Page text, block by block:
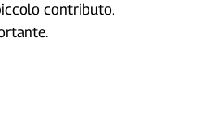
contributo.